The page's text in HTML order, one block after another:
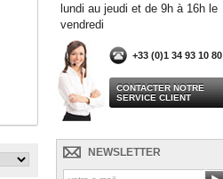
lundi au jeudi et de 9h à 16h le
vendredi
+33 (0)1 34 93 10 80
CONTACTER NOTRE
SERVICE CLIENT
NEWSLETTER